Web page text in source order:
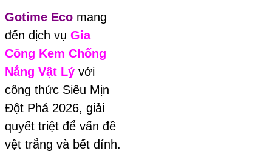
Gotime Eco mang
đến dịch vụ Gia
Công Kem Chống
Nắng Vật Lý với
công thức Siêu Mịn
Đột Phá 2026, giải
quyết triệt để vấn đề
vệt trắng và bết dính.